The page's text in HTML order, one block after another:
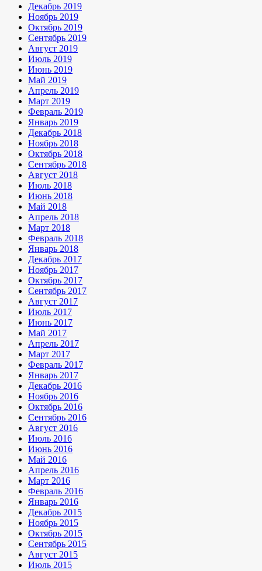
Декабрь 2019
Ноябрь 2019
Октябрь 2019
Сентябрь 2019
Август 2019
Июль 2019
Июнь 2019
Май 2019
Апрель 2019
Март 2019
Февраль 2019
Январь 2019
Декабрь 2018
Ноябрь 2018
Октябрь 2018
Сентябрь 2018
Август 2018
Июль 2018
Июнь 2018
Май 2018
Апрель 2018
Март 2018
Февраль 2018
Январь 2018
Декабрь 2017
Ноябрь 2017
Октябрь 2017
Сентябрь 2017
Август 2017
Июль 2017
Июнь 2017
Май 2017
Апрель 2017
Март 2017
Февраль 2017
Январь 2017
Декабрь 2016
Ноябрь 2016
Октябрь 2016
Сентябрь 2016
Август 2016
Июль 2016
Июнь 2016
Май 2016
Апрель 2016
Март 2016
Февраль 2016
Январь 2016
Декабрь 2015
Ноябрь 2015
Октябрь 2015
Сентябрь 2015
Август 2015
Июль 2015